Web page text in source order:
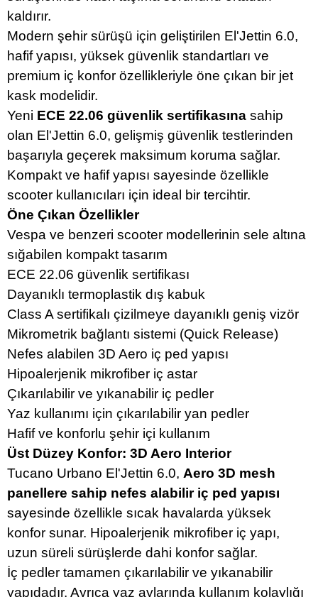
kaldırır.
Modern şehir sürüşü için geliştirilen El'Jettin 6.0,
hafif yapısı, yüksek güvenlik standartları ve
premium iç konfor özellikleriyle öne çıkan bir jet
kask modelidir.
Yeni ECE 22.06 güvenlik sertifikasına sahip
olan El'Jettin 6.0, gelişmiş güvenlik testlerinden
başarıyla geçerek maksimum koruma sağlar.
Kompakt ve hafif yapısı sayesinde özellikle
scooter kullanıcıları için ideal bir tercihtir.
Öne Çıkan Özellikler
Vespa ve benzeri scooter modellerinin sele altına
sığabilen kompakt tasarım
ECE 22.06 güvenlik sertifikası
Dayanıklı termoplastik dış kabuk
Class A sertifikalı çizilmeye dayanıklı geniş vizör
Mikrometrik bağlantı sistemi (Quick Release)
Nefes alabilen 3D Aero iç ped yapısı
Hipoalerjenik mikrofiber iç astar
Çıkarılabilir ve yıkanabilir iç pedler
Yaz kullanımı için çıkarılabilir yan pedler
Hafif ve konforlu şehir içi kullanım
Üst Düzey Konfor: 3D Aero Interior
Tucano Urbano El'Jettin 6.0, Aero 3D mesh
panellere sahip nefes alabilir iç ped yapısı
sayesinde özellikle sıcak havalarda yüksek
konfor sunar. Hipoalerjenik mikrofiber iç yapı,
uzun süreli sürüşlerde dahi konfor sağlar.
İç pedler tamamen çıkarılabilir ve yıkanabilir
yapıdadır. Ayrıca yaz aylarında kullanım kolaylığı